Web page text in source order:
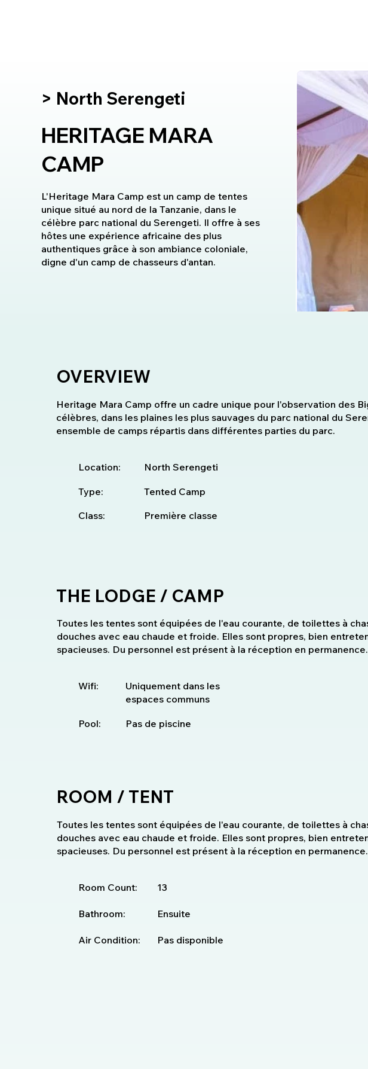
> North Serengeti
HERITAGE MARA
CAMP
L'Heritage Mara Camp est un camp de tentes
unique situé au nord de la Tanzanie, dans le
célèbre parc national du Serengeti. Il offre à ses
hôtes une expérience africaine des plus
authentiques grâce à son ambiance coloniale,
digne d'un camp de chasseurs d'antan.
OVERVIEW
Heritage Mara Camp offre un cadre unique pour l'observation des
célèbres, dans les plaines les plus sauvages du parc national du
ensemble de camps répartis dans différentes parties du parc.
Location: North Serengeti
Type: Tented Camp
Class: Première classe
THE LODGE / CAMP
Toutes les tentes sont équipées de l'eau courante, de toilettes à
douches avec eau chaude et froide. Elles sont propres, bien
spacieuses. Du personnel est présent à la réception en permanence.
Wifi:
Uniquement dans les
espaces communs
Pool: Pas de piscine
ROOM / TENT
Toutes les tentes sont équipées de l'eau courante, de toilettes à
douches avec eau chaude et froide. Elles sont propres, bien
spacieuses. Du personnel est présent à la réception en permanence.
Room Count: 13
Bathroom: Ensuite
Air Condition: Pas disponible